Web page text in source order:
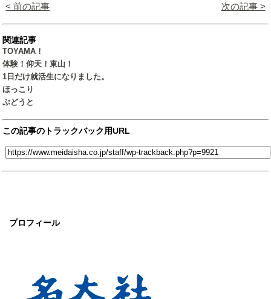
プロフィール
< 前の記事 次の記事 >
関連記事
TOYAMA！
体験！仰天！東山！
1日だけ就活生になりました。
ほっこり
ぶどうと
この記事のトラックバック用URL